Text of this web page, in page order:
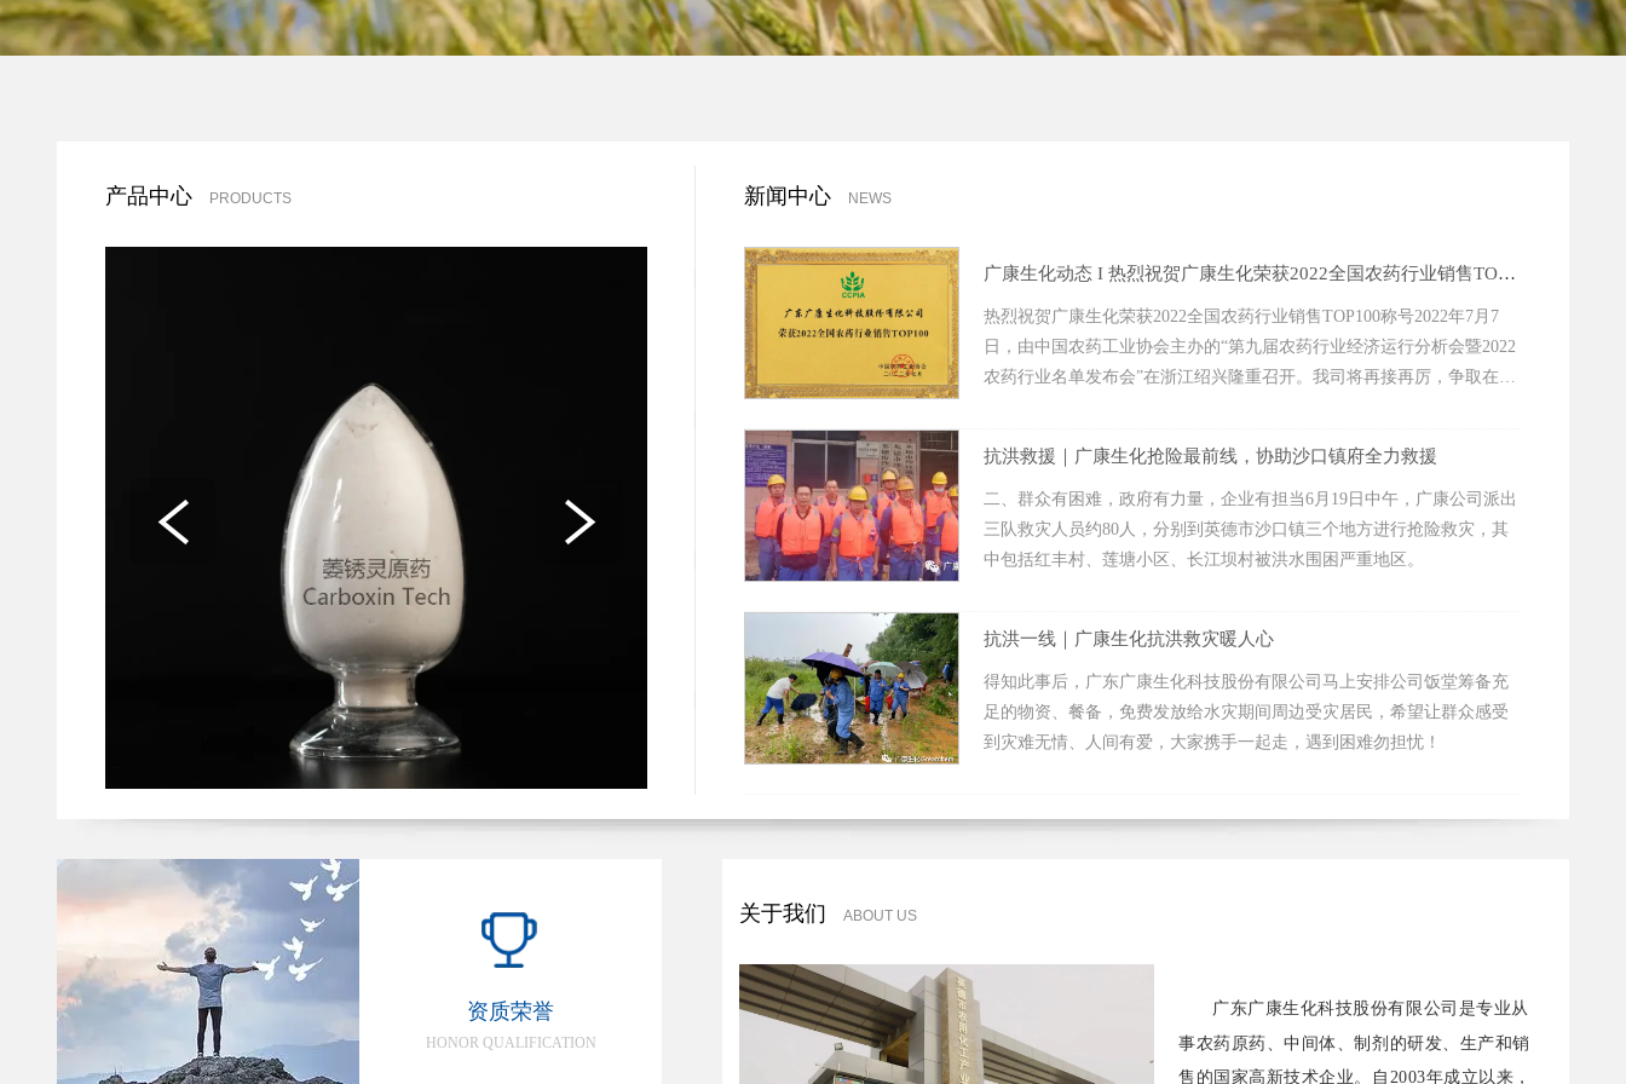
产品中心 PRODUCTS 新闻中心 NEWS
广康生化动态 I 热烈祝贺广康生化荣获2022全国农药行业销售TOP100称号
热烈祝贺广康生化荣获2022全国农药行业销售TOP100称号2022年7月7
日，由中国农药工业协会主办的“第九届农药行业经济运行分析会暨2022
农药行业名单发布会”在浙江绍兴隆重召开。我司将再接再厉，争取在未
抗洪救援｜广康生化抢险最前线，协助沙口镇府全力救援
二、群众有困难，政府有力量，企业有担当6月19日中午，广康公司派出
三队救灾人员约80人，分别到英德市沙口镇三个地方进行抢险救灾，其
中包括红丰村、莲塘小区、长江坝村被洪水围困严重地区。
抗洪一线｜广康生化抗洪救灾暖人心
得知此事后，广东广康生化科技股份有限公司马上安排公司饭堂筹备充
足的物资、餐备，免费发放给水灾期间周边受灾居民，希望让群众感受
到灾难无情、人间有爱，大家携手一起走，遇到困难勿担忧！
资质荣誉
HONOR QUALIFICATION
关于我们 ABOUT US
广东广康生化科技股份有限公司是专业从
事农药原药、中间体、制剂的研发、生产和销
售的国家高新技术企业。自2003年成立以来，